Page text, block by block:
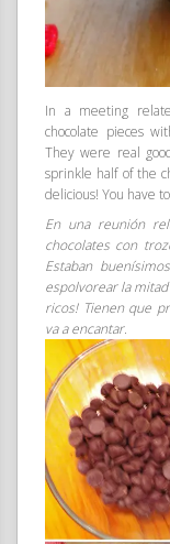
In a meeting
chocolate pieces
They were real
sprinkle half of the
delicious! You have
En una reunión
chocolates con
Estaban
espolvorear la
ricos! Tienen que
va a encantar.